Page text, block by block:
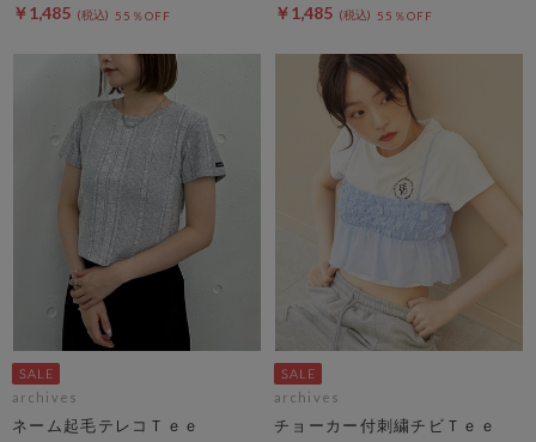
￥1,485 55％OFF ￥1,485 55％OFF
archives
ネーム起毛テレコＴｅｅ
archives
チョーカー付刺繍チビＴｅｅ